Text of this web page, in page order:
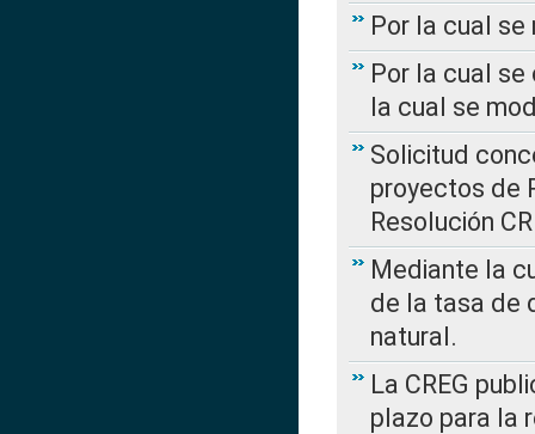
Por la cual se
Por la cual se
la cual se
Solicitud
proyectos de
Resolución
Mediante la
de la tasa de
natural.
La CREG
plazo para la